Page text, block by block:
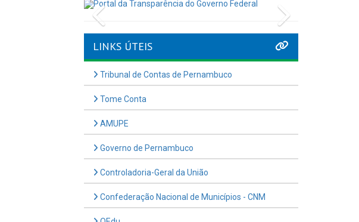
Previous
LINKS ÚTEIS
Tribunal de Contas de Pernambuco
Tome Conta
AMUPE
Governo de Pernambuco
Controladoria-Geral da União
Confederação Nacional de Municípios - CNM